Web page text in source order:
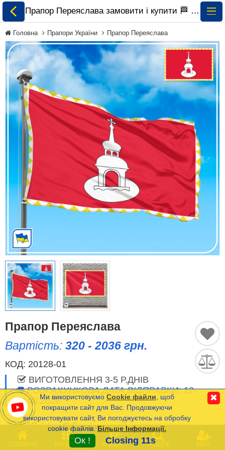
Всі Прапори
Прапори України
Прапори Світу за
Континентами
Прапори на
Замовлення
Прапори Міжнародних
Історичні Прапори
Спортивні Прапори
Етнічні Прапори
Інші прапори
Порівняти
Список
(0)
Часті Питання (FAQ)
Оплата та Доставка
ГОЛОВНА КАТАЛОГ
0
КОШИК ПОШУК INFO
Прапор Переяслава замовити і купити 🏁 ePrapor.com.ua
Головна Прапори України Прапор Переяслава
Прапор Переяслава
Вартість: 320 - 2036 грн.
КОД: 20128-01
ВИГОТОВЛЕННЯ 3-5 Р.ДНІВ
РОЗРАХУНКОВА ДАТА ВІДПРАВКИ: 12-
13.08.2026
ОПЦІЇ(*- Обов’язкові)
РОЗМІР
Ми використовуємо Cookie файли , щоб
покращити сайт для Вас. Продовжуючи
використовувати сайт, Ви погоджуєтесь на обробку
cookie файлів. Більше Інформації.
Ок ! Closing 11s
✖